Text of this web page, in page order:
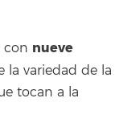
con nueve
la variedad de la
tocan a la